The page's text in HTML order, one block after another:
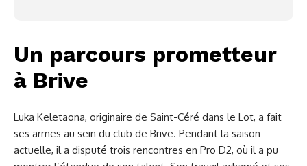
Un parcours prometteur
à Brive
Luka Keletaona, originaire de Saint-Céré dans le Lot, a fait
ses armes au sein du club de Brive. Pendant la saison
actuelle, il a disputé trois rencontres en Pro D2, où il a pu